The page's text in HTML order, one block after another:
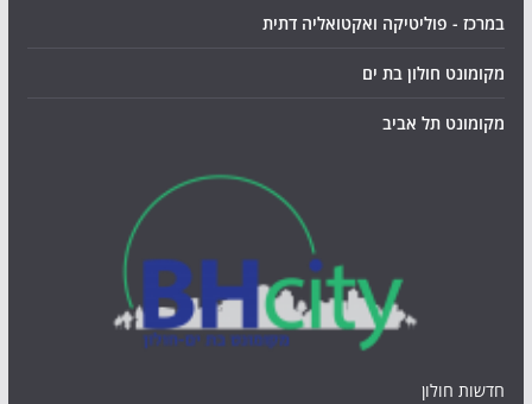
במרכז - פוליטיקה ואקטואליה דתית
מקומונט חולון בת ים
מקומונט תל אביב
חדשות חולון